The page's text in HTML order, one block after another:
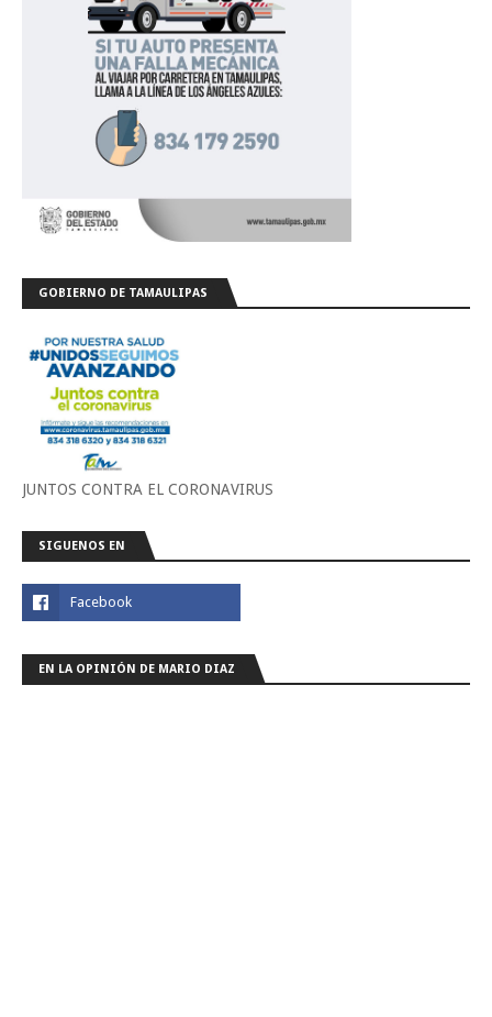
GOBIERNO DE TAMAULIPAS
JUNTOS CONTRA EL CORONAVIRUS
SIGUENOS EN
EN LA OPINIÓN DE MARIO DIAZ